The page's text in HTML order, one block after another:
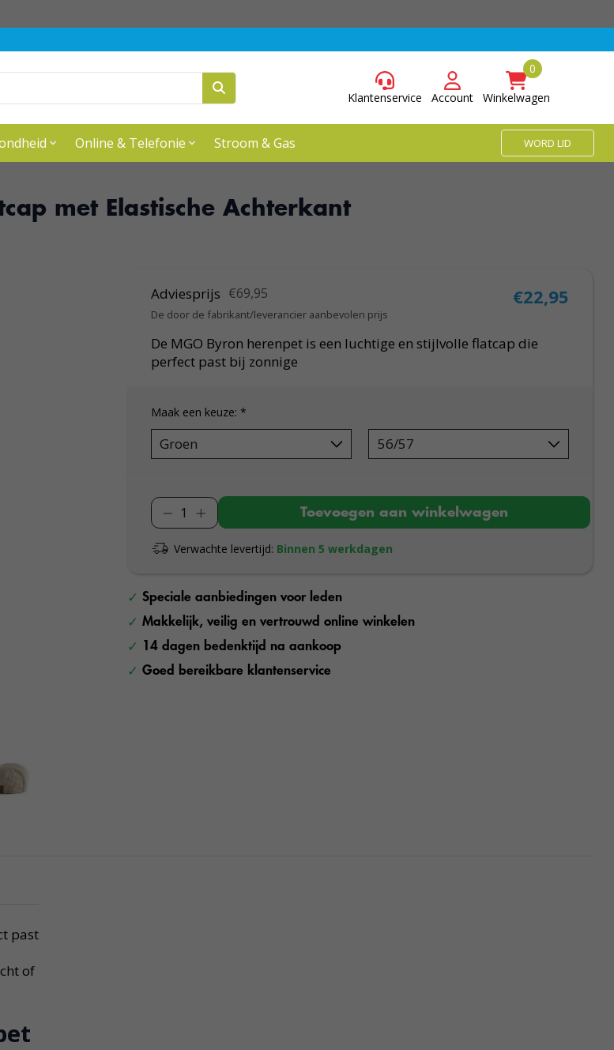
Klantenservice Account Winkelwagen
Online & Telefonie Stroom & Gas WORD LID
met Elastische Achterkant
Adviesprijs €69,95
De door de fabrikant/leverancier aanbevolen prijs
€22,95
De MGO Byron herenpet is een luchtige en stijlvolle flatcap die
perfect past bij zonnige
Maak een keuze: *
Toevoegen aan winkelwagen
Verwachte levertijd: Binnen 5 werkdagen
Speciale aanbiedingen voor leden
Makkelijk, veilig en vertrouwd online winkelen
14 dagen bedenktijd na aankoop
Goed bereikbare klantenservice
past
of